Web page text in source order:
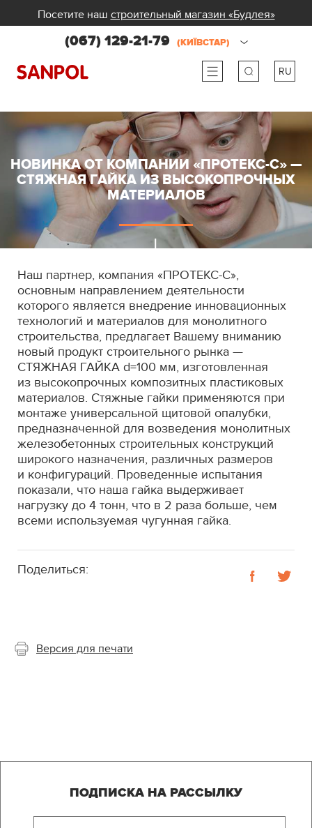
Посетите наш строительный магазин «Будлея»
(067) 129-21-79 (КИЇВСТАР)
RU
ua
НОВИНКА ОТ КОМПАНИИ «ПРОТЕКС-С» —
СТЯЖНАЯ ГАЙКА ИЗ ВЫСОКОПРОЧНЫХ
МАТЕРИАЛОВ
Наш партнер, компания «ПРОТЕКС-С»,
основным направлением деятельности
которого является внедрение инновационных
технологий и материалов для монолитного
строительства, предлагает Вашему вниманию
новый продукт строительного рынка —
СТЯЖНАЯ ГАЙКА d=100 мм, изготовленная
из высокопрочных композитных пластиковых
материалов. Стяжные гайки применяются при
монтаже универсальной щитовой опалубки,
предназначенной для возведения монолитных
железобетонных строительных конструкций
широкого назначения, различных размеров
и конфигураций. Проведенные испытания
показали, что наша гайка выдерживает
нагрузку до 4 тонн, что в 2 раза больше, чем
всеми используемая чугунная гайка.
Поделиться:
Версия для печати
ПОДПИСКА НА РАССЫЛКУ